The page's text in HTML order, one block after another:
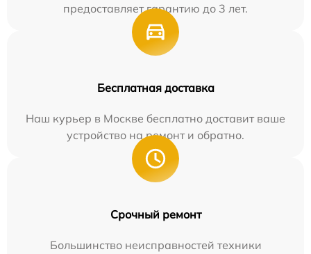
предоставляет гарантию до 3 лет.
Бесплатная доставка
Наш курьер в Москве бесплатно доставит ваше
устройство на ремонт и обратно.
Срочный ремонт
Большинство неисправностей техники